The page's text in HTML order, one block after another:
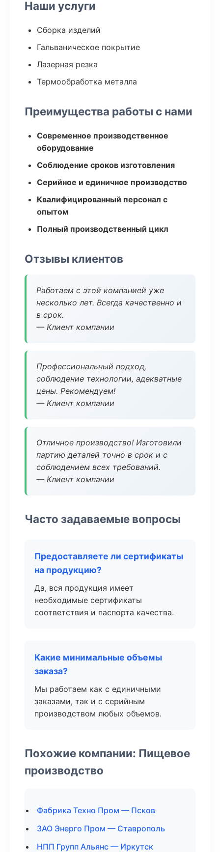
Наши услуги
Сборка изделий
Гальваническое покрытие
Лазерная резка
Термообработка металла
Преимущества работы с нами
Современное производственное
оборудование
Соблюдение сроков изготовления
Серийное и единичное производство
Квалифицированный персонал с
опытом
Полный производственный цикл
Отзывы клиентов
Работаем с этой компанией уже
несколько лет. Всегда качественно и
в срок.
— Клиент компании
Профессиональный подход,
соблюдение технологии, адекватные
цены. Рекомендуем!
— Клиент компании
Отличное производство! Изготовили
партию деталей точно в срок и с
соблюдением всех требований.
— Клиент компании
Часто задаваемые вопросы
Предоставляете ли сертификаты
на продукцию?
Да, вся продукция имеет
необходимые сертификаты
соответствия и паспорта качества.
Какие минимальные объемы
заказа?
Мы работаем как с единичными
заказами, так и с серийным
производством любых объемов.
Похожие компании: Пищевое
производство
Фабрика Техно Пром — Псков
ЗАО Энерго Пром — Ставрополь
НПП Групп Альянс — Иркутск